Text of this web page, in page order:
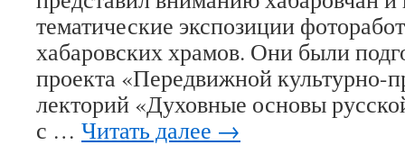
тематические экспозиции
хабаровских храмов. Они были
проекта «Передвижной культурно-
лекторий «Духовные основы
с … Читать далее →